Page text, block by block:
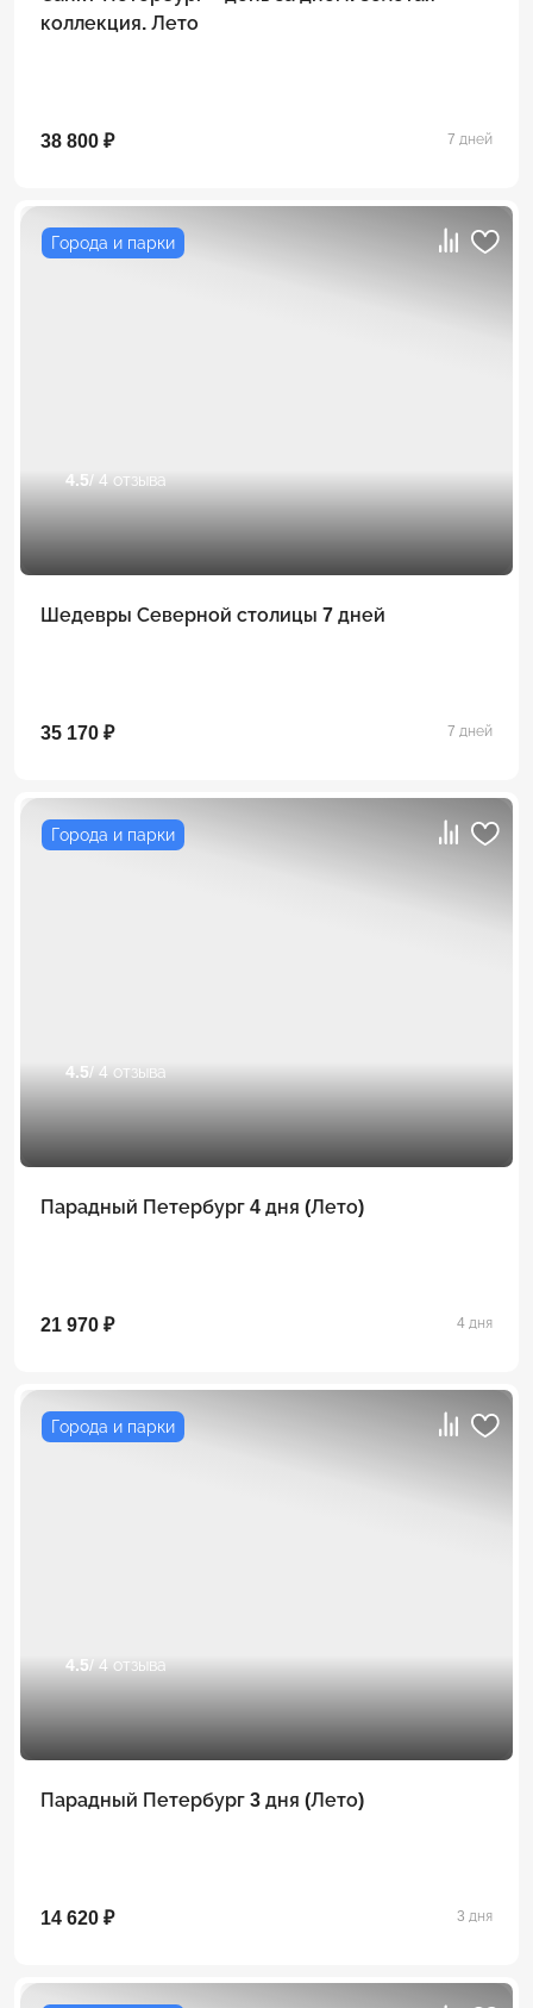
коллекция. Лето
38 800 ₽ 7 дней
Города и парки
4.5/ 4 отзыва
Шедевры Северной столицы 7 дней
35 170 ₽ 7 дней
Города и парки
4.5/ 4 отзыва
Парадный Петербург 4 дня (Лето)
21 970 ₽ 4 дня
Города и парки
4.5/ 4 отзыва
Парадный Петербург 3 дня (Лето)
14 620 ₽ 3 дня